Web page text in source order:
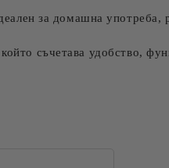
за домашна употреба,
съчетава удобство,